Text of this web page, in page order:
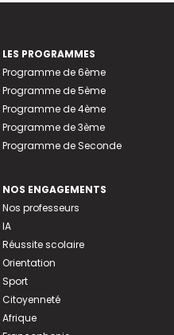
LES PROGRAMMES
Programme de 6ème
Programme de 5ème
Programme de 4ème
Programme de 3ème
Programme de Seconde
NOS ENGAGEMENTS
Nos professeurs
IA
Réussite scolaire
Orientation
Sport
Citoyenneté
Afrique